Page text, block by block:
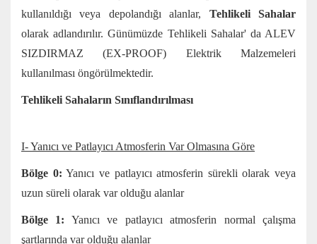
kullanıldığı veya depolandığı alanlar, Tehlikeli Sahalar
olarak adlandırılır. Günümüzde Tehlikeli Sahalar' da ALEV
SIZDIRMAZ (EX-PROOF) Elektrik Malzemeleri
kullanılması öngörülmektedir.
Tehlikeli Sahaların Sınıflandırılması
I- Yanıcı ve Patlayıcı Atmosferin Var Olmasına Göre
Bölge 0: Yanıcı ve patlayıcı atmosferin sürekli olarak veya
uzun süreli olarak var olduğu alanlar
Bölge 1: Yanıcı ve patlayıcı atmosferin normal çalışma
şartlarında var olduğu alanlar